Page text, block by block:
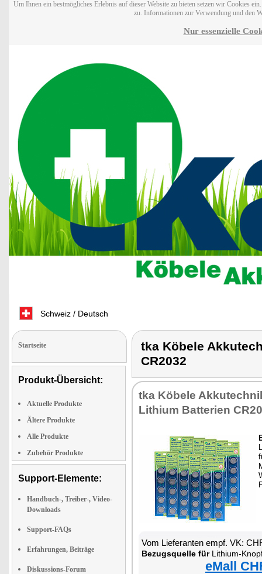
Um Ihnen ein bestmögliches Erlebnis auf dieser Website zu bieten setzen wir Cookies
zu. Informationen zur Verwendung und den
Nur essenzielle
Schweiz / Deutsch
Startseite
Produkt-Übersicht:
Aktuelle Produkte
Ältere Produkte
Alle Produkte
Zubehör Produkte
Support-Elemente:
Handbuch-, Treiber-, Video-
Downloads
Support-FAQs
Erfahrungen, Beiträge
Diskussions-Forum
tka Köbele
CR2032
tka Köbele
Lithium Batterien
Vom Lieferanten empf. VK:
Bezugsquelle fürLithium-
eMall